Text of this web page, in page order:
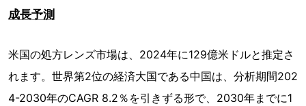
成長予測
米国の処方レンズ市場は、2024年に129億米ドルと推定さ
れます。世界第2位の経済大国である中国は、分析期間202
4-2030年のCAGR 8.2％を引きずる形で、2030年までに1